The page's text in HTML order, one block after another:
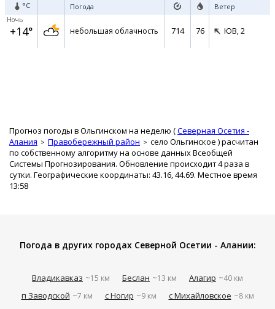
°C Погода Ветер
Ночь
+14° небольшая облачность 714 76 ЮВ, 2
Прогноз погоды в Ольгинском на неделю (Северная Осетия -
Алания
Правобережный район село Ольгинское ) расчитан
по собственному алгоритму на основе данных Всеобщей
Системы Прогнозирования. Обновление происходит 4 раза в
сутки. Географические координаты: 43.16, 44.69. Местное время
13:58
Погода в других городах Северной Осетии - Алании:
Владикавказ ~15 км Беслан ~13 км Алагир ~40 км
п Заводской ~7 км с Ногир ~9 км с Михайловское ~8 км